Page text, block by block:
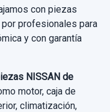
con piezas
profesionales para
y con garantía
NISSAN de
motor, caja de
climatización,